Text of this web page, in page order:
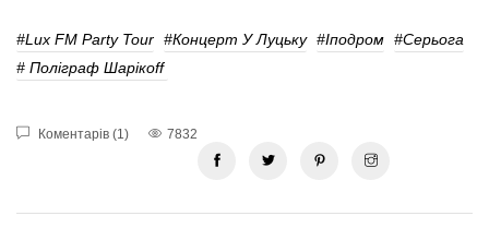
#Lux FM Party Tour #концерт У Луцьку #Іподром #Серьога
# Поліграф Шарікоff
Коментарів (1) 7832